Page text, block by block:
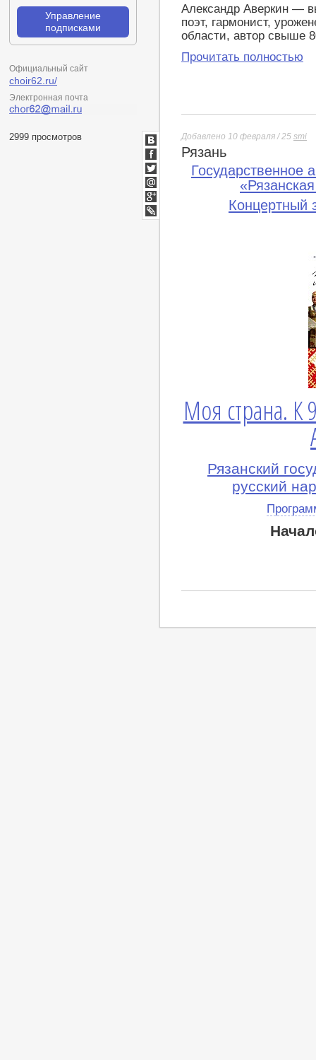
Управление
подписками
Официальный сайт
choir62.ru/
Электронная почта
2999 просмотров
Александр Аверкин —
поэт, гармонист,
области, автор свыше
Прочитать полностью
Добавлено 10 февраля / 25 smi
Рязань
Государственное
Концертный
Моя страна. К
Рязанский
русский
ВКонтакте
Facebook
Twitter
Мой
Мир
Google+
lj